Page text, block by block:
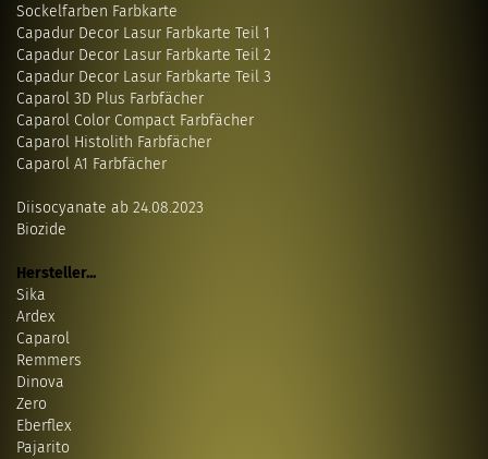
Sockelfarben Farbkarte
Capadur Decor Lasur Farbkarte Teil 1
Capadur Decor Lasur Farbkarte Teil 2
Capadur Decor Lasur Farbkarte Teil 3
Caparol 3D Plus Farbfächer
Caparol Color Compact Farbfächer
Caparol Histolith Farbfächer
Caparol A1 Farbfächer
Diisocyanate ab 24.08.2023
Biozide
Hersteller...
Sika
Ardex
Caparol
Remmers
Dinova
Zero
Eberflex
Pajarito